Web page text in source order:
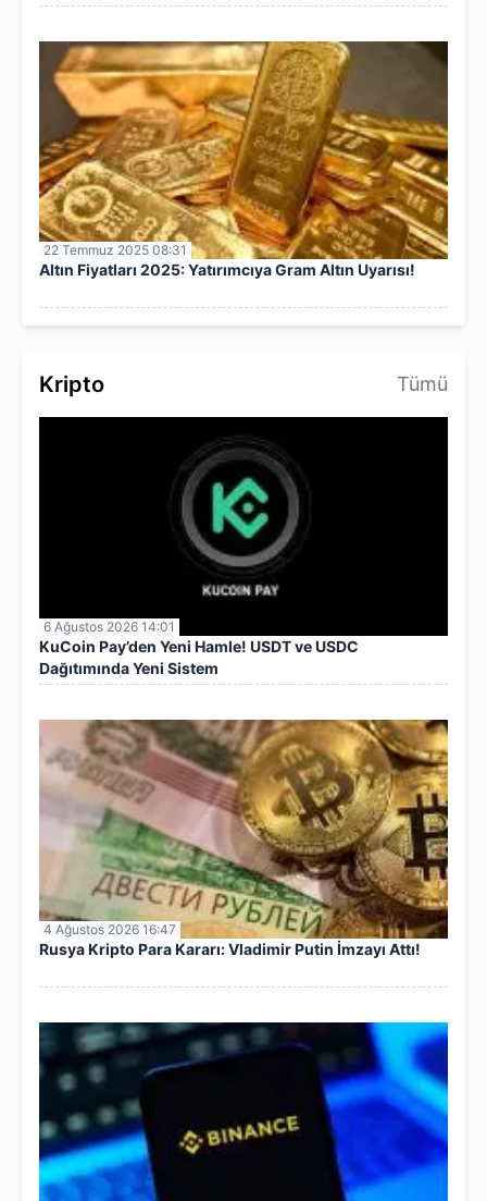
22 Temmuz 2025 08:31
Altın Fiyatları 2025: Yatırımcıya Gram Altın Uyarısı!
Kripto Tümü
6 Ağustos 2026 14:01
KuCoin Pay’den Yeni Hamle! USDT ve USDC
Dağıtımında Yeni Sistem
4 Ağustos 2026 16:47
Rusya Kripto Para Kararı: Vladimir Putin İmzayı Attı!